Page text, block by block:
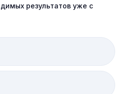
результатов уже с